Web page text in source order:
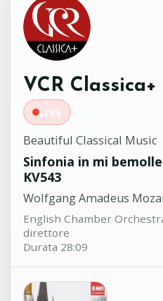
Abbado,
11:58
Mazurka per
Frédéric
Vittorio Forte,
VCR Classica+
LIVE
Beautiful Classical Music
Sinfonia in mi
KV543
Wolfgang Amadeus
English Chamber
direttore
Durata 28:09